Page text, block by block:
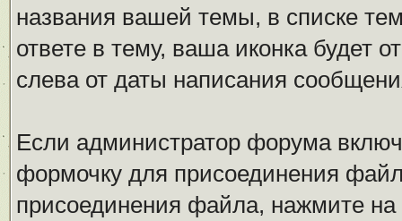
названия вашей темы, в списке
ответе в тему, ваша иконка будет
слева от даты написания
Если администратор форума
формочку для присоединения
присоединения файла, нажмите